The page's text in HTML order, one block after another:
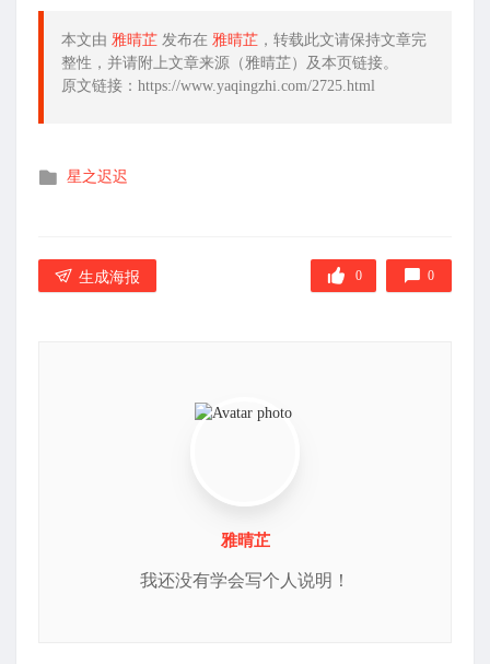
本文由 雅晴芷 发布在 雅晴芷 ，转载此文请保持文章完
整性，并请附上文章来源（雅晴芷）及本页链接。
原文链接：https://www.yaqingzhi.com/2725.html
发
星之迟迟
生成海报 0 0
雅晴芷
我还没有学会写个人说明！